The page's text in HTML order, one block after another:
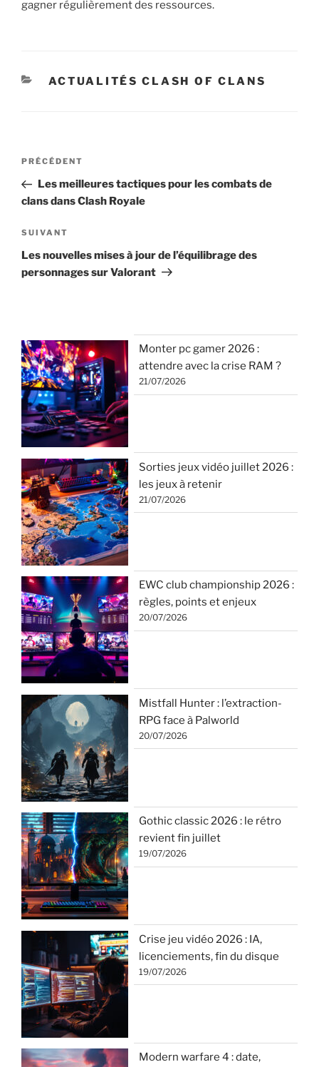
gagner régulièrement des ressources.
CATÉGORIES
ACTUALITÉS CLASH OF CLANS
Navigation
l’article
Article
précédent
PRÉCÉDENT
Les meilleures tactiques pour les combats de
clans dans Clash Royale
Article
suivant
SUIVANT
Les nouvelles mises à jour de l’équilibrage des
personnages sur Valorant
Monter pc gamer 2026 :
attendre avec la crise RAM ?
21/07/2026
Sorties jeux vidéo juillet 2026 :
les jeux à retenir
21/07/2026
EWC club championship 2026 :
règles, points et enjeux
20/07/2026
Mistfall Hunter : l’extraction-
RPG face à Palworld
20/07/2026
Gothic classic 2026 : le rétro
revient fin juillet
19/07/2026
Crise jeu vidéo 2026 : IA,
licenciements, fin du disque
19/07/2026
Modern warfare 4 : date,